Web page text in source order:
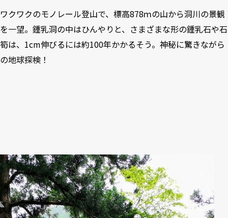
ワクワクのモノレール登山で、標高878ｍの山から洞川の景観
を一望。鍾乳洞の中はひんやりと、さまざまな形の鍾乳石や石
筍は、1cm伸びるには約100年かかるそう。神秘に驚きながら
の地球探検！